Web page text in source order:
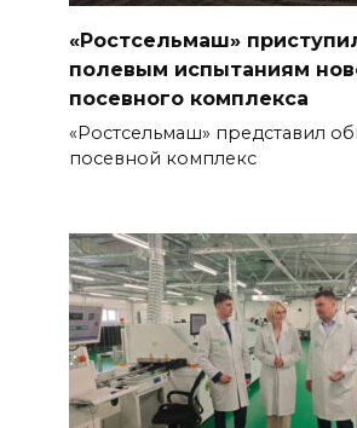
«Ростсельмаш»
полевым испытаниям
посевного комплекса
«Ростсельмаш» представил
посевной комплекс